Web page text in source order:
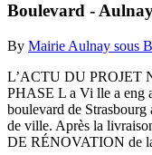
Boulevard -
By Mairie Aulnay sous
L’ACTU DU PROJET
PHASE L a Vi lle a eng
boulevard de
de ville. Après la
DE RÉNOVATION de